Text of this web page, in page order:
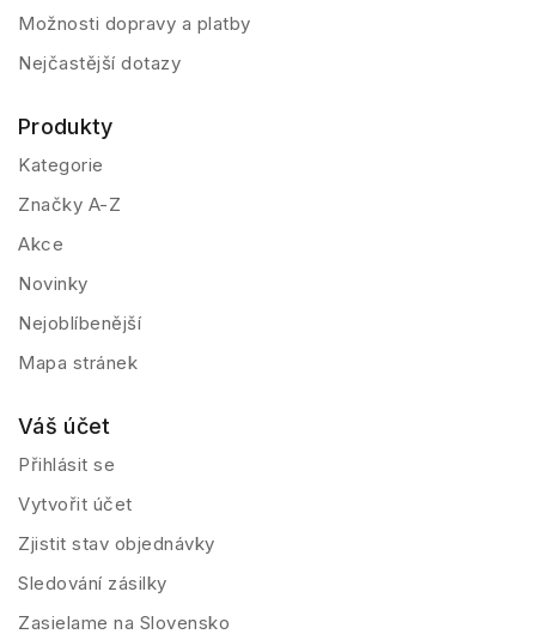
Možnosti dopravy a platby
Nejčastější dotazy
Produkty
Kategorie
Značky A-Z
Akce
Novinky
Nejoblíbenější
Mapa stránek
Váš účet
Přihlásit se
Vytvořit účet
Zjistit stav objednávky
Sledování zásilky
Zasielame na Slovensko